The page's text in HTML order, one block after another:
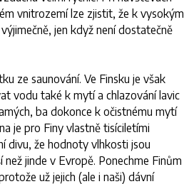
vnitrozemí lze zjistit, že k vysokým
jen když není dostatečně
ze saunování. Ve Finsku je však
vodu také k mytí a chlazování lavic
ba dokonce k očistnému mytí
je pro Finy vlastně tisíciletími
divu, že hodnoty vlhkosti jsou
než jinde v Evropě. Ponechme Finům
už jejich (ale i naši) dávní